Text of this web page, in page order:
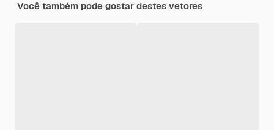
Você também pode gostar destes vetores